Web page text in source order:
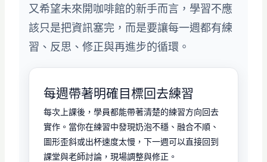
又希望未來開咖啡館的新手而言，學習不應
該只是把資訊塞完，而是要讓每一週都有練
習、反思、修正與再進步的循環。
每週帶著明確目標回去練習
每次上課後，學員都能帶著清楚的練習方向回去
實作。當你在練習中發現奶泡不穩、融合不順、
圖形歪斜或出杯速度太慢，下一週可以直接回到
課堂與老師討論，現場調整與修正。